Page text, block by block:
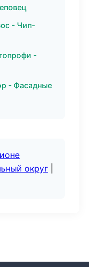
- Чип-
-
- Фасадные
округ